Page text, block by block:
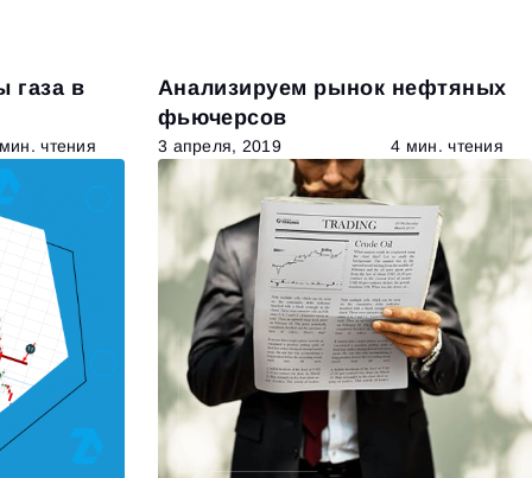
газа в
чтения
Анализируем рынок нефтяных
фьючерсов
3 апреля, 2019 4 мин. чтения